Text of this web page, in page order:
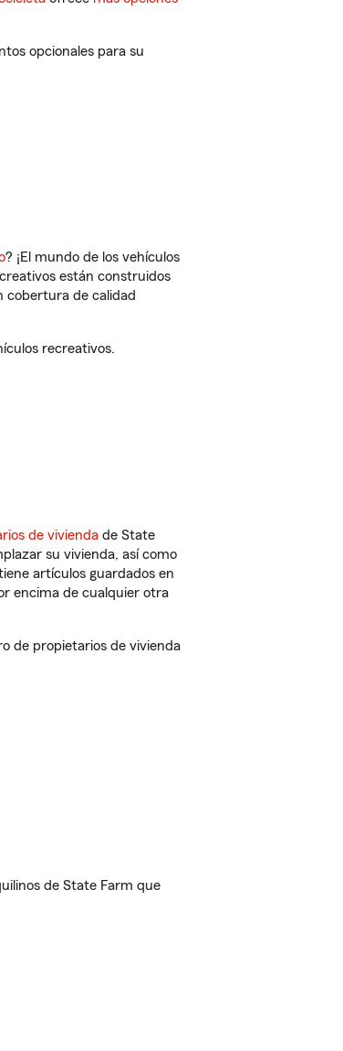
opcionales para su
? ¡El mundo de los vehículos
están construidos
cobertura de calidad
recreativos.
de vivienda de State
su vivienda, así como
artículos guardados en
encima de cualquier otra
de propietarios de vivienda
de State Farm que